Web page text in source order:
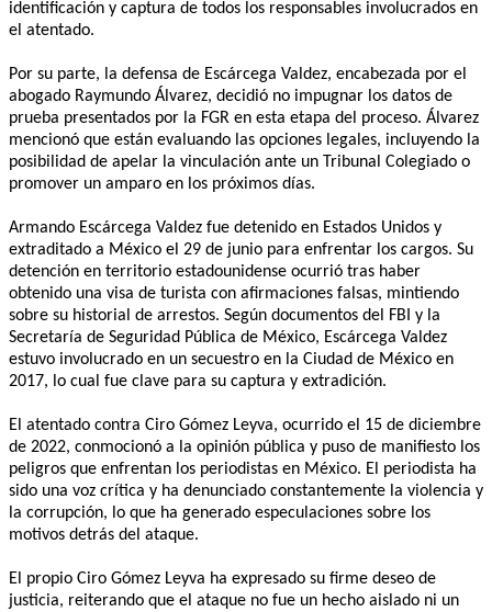
identificación y captura de todos los responsables involucrados en
el atentado.
Por su parte, la defensa de Escárcega Valdez, encabezada por el
abogado Raymundo Álvarez, decidió no impugnar los datos de
prueba presentados por la FGR en esta etapa del proceso. Álvarez
mencionó que están evaluando las opciones legales, incluyendo la
posibilidad de apelar la vinculación ante un Tribunal Colegiado o
promover un amparo en los próximos días.
Armando Escárcega Valdez fue detenido en Estados Unidos y
extraditado a México el 29 de junio para enfrentar los cargos. Su
detención en territorio estadounidense ocurrió tras haber
obtenido una visa de turista con afirmaciones falsas, mintiendo
sobre su historial de arrestos. Según documentos del FBI y la
Secretaría de Seguridad Pública de México, Escárcega Valdez
estuvo involucrado en un secuestro en la Ciudad de México en
2017, lo cual fue clave para su captura y extradición.
El atentado contra Ciro Gómez Leyva, ocurrido el 15 de diciembre
de 2022, conmocionó a la opinión pública y puso de manifiesto los
peligros que enfrentan los periodistas en México. El periodista ha
sido una voz crítica y ha denunciado constantemente la violencia y
la corrupción, lo que ha generado especulaciones sobre los
motivos detrás del ataque.
El propio Ciro Gómez Leyva ha expresado su firme deseo de
justicia, reiterando que el ataque no fue un hecho aislado ni un